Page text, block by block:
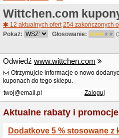
Sklepy
Strona główna